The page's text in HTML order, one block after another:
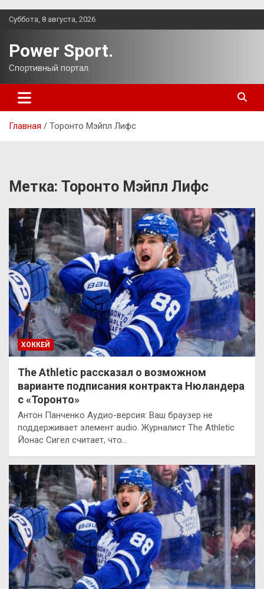
Перейти
Суббота, 8 августа, 2026
Power Sport.
Спортивный портал.
Главная Торонто Мэйпл Лифс
Метка: Торонто Мэйпл Лифс
ХОККЕЙ
The Athletic рассказал о возможном
варианте подписания контракта Нюландера
с «Торонто»
Антон Панченко Аудио-версия: Ваш браузер не
поддерживает элемент audio. Журналист The Athletic
Йонас Сигел считает, что…